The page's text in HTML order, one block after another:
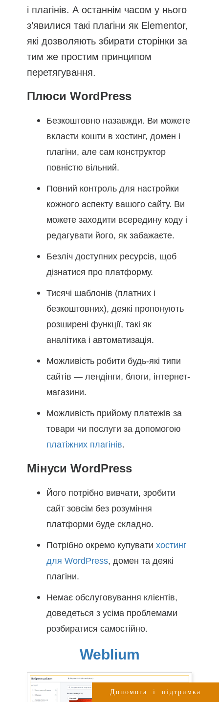
і плагінів. А останнім часом у нього
з’явилися такі плагіни як Elementor,
які дозволяють збирати сторінки за
тим же простим принципом
перетягування.
Плюси WordPress
Безкоштовно назавжди. Ви можете
вкласти кошти в хостинг, домен і
плагіни, але сам конструктор
повністю вільний.
Повний контроль для настройки
кожного аспекту вашого сайту. Ви
можете заходити всередину коду і
редагувати його, як забажаєте.
Безліч доступних ресурсів, щоб
дізнатися про платформу.
Тисячі шаблонів (платних і
безкоштовних), деякі пропонують
розширені функції, такі як
аналітика і автоматизація.
Можливість робити будь-які типи
сайтів — лендінги, блоги, інтернет-
магазини.
Можливість прийому платежів за
товари чи послуги за допомогою
платіжних плагінів.
Мінуси WordPress
Його потрібно вивчати, зробити
сайт зовсім без розуміння
платформи буде складно.
Потрібно окремо купувати хостинг
для WordPress, домен та деякі
плагіни.
Немає обслуговування клієнтів,
доведеться з усіма проблемами
розбиратися самостійно.
Weblium
Допомога і підтримка